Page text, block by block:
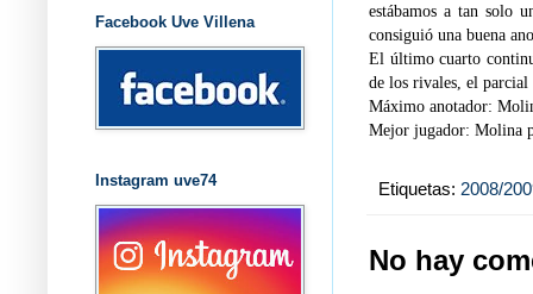
estábamos a tan solo
consiguió una buena
El último cuarto
de los rivales, el
Máximo anotador:
Mejor jugador: Molina
Etiquetas: 2008/
No hay
Facebook Uve Villena
Instagram uve74